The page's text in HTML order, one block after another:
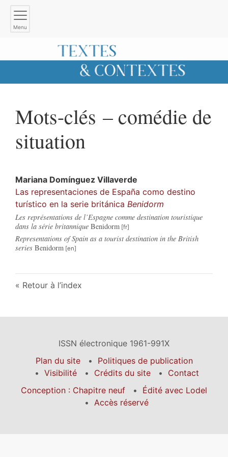
Menu
Mots-clés – comédie de
situation
Mariana Domínguez Villaverde
Las representaciones de España como destino
turístico en la serie británica Benidorm
Les représentations de l’Espagne comme destination touristique
dans la série britannique Benidorm
Representations of Spain as a tourist destination in the British
series Benidorm
Retour à l’index
ISSN électronique 1961-991X
Plan du site
Politiques de publication
Visibilité
Crédits du site
Contact
Conception : Chapitre neuf
Édité avec Lodel
Accès réservé